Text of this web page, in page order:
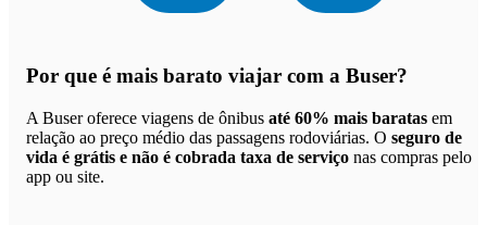
Por que é mais barato viajar com a Buser?
A Buser oferece viagens de ônibus até 60% mais baratas em
relação ao preço médio das passagens rodoviárias. O seguro de
vida é grátis e não é cobrada taxa de serviço nas compras pelo
app ou site.